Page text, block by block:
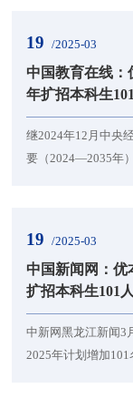
家“双一流”建设农
19 /2025-03
中国教育在线：
年扩招本科生
继2024年12月中央
要（2024—2035年
家“双一流”建设农
19 /2025-03
中国新闻网：优
扩招本科生101人
中新网黑龙江新闻3
2025年计划增加